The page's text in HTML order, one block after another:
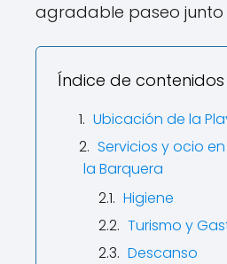
agradable paseo junto
Índice de contenidos
Ubicación de la
Servicios y ocio
la Barquera
Higiene
Turismo y
Descanso